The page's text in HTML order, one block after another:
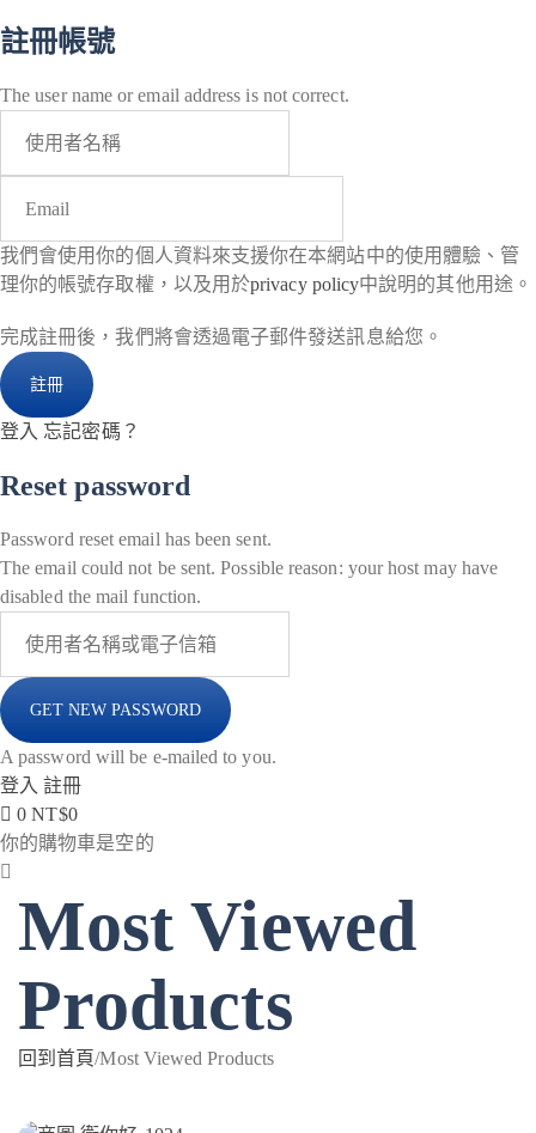
註冊帳號
The user name or email address is not correct.
我們會使用你的個人資料來支援你在本網站中的使用體驗、管
理你的帳號存取權，以及用於privacy policy中說明的其他用途。
完成註冊後，我們將會透過電子郵件發送訊息給您。
登入 忘記密碼？
Reset password
Password reset email has been sent.
The email could not be sent. Possible reason: your host may have
disabled the mail function.
A password will be e-mailed to you.
登入 註冊
0 NT$0
你的購物車是空的
Most Viewed
Products
回到首頁/Most Viewed Products